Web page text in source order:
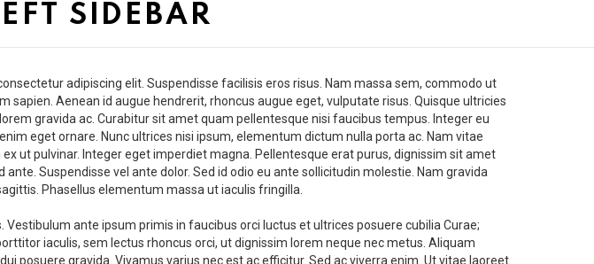
SIDEBAR
adipiscing elit. Suspendisse facilisis eros risus. Nam massa sem, commodo ut
sapien. Aenean id augue hendrerit, rhoncus augue eget, vulputate risus. Quisque ultricies
gravida ac. Curabitur sit amet quam pellentesque nisi faucibus tempus. Integer eu
eget ornare. Nunc ultrices nisi ipsum, elementum dictum nulla porta ac. Nam vitae
ex ut pulvinar. Integer eget imperdiet magna. Pellentesque erat purus, dignissim sit amet
ante. Suspendisse vel ante dolor. Sed id odio eu ante sollicitudin molestie. Nam gravida
Phasellus elementum massa ut iaculis fringilla.
Vestibulum ante ipsum primis in faucibus orci luctus et ultrices posuere cubilia Curae;
iaculis, sem lectus rhoncus orci, ut dignissim lorem neque nec metus. Aliquam
posuere gravida. Vivamus varius nec est ac efficitur. Sed ac viverra enim. Ut vitae laoreet